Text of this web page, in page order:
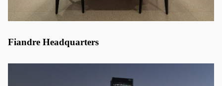
Fiandre Headquarters